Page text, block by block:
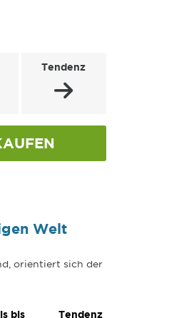
Tendenz
Welt
orientiert sich der
bis
Tendenz